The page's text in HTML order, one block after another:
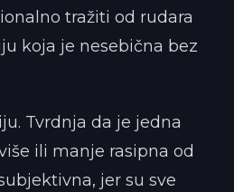
tražiti od rudara
koja je nesebična bez
Tvrdnja da je jedna
ili manje rasipna od
jer su sve